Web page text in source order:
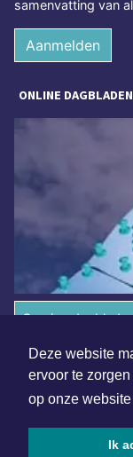
Deze website
ervoor te
op onze website
Ik
samenvatting van
Aanmelden
ONLINE DAGBLADEN
Overige
Algemene
Disclaimer